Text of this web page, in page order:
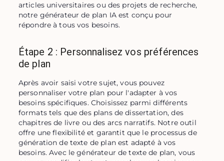
articles universitaires ou des projets de recherche,
notre générateur de plan IA est conçu pour
répondre à tous vos besoins.
Étape 2 : Personnalisez vos préférences
de plan
Après avoir saisi votre sujet, vous pouvez
personnaliser votre plan pour l'adapter à vos
besoins spécifiques. Choisissez parmi différents
formats tels que des plans de dissertation, des
chapitres de livre ou des arcs narratifs. Notre outil
offre une flexibilité et garantit que le processus de
génération de texte de plan est adapté à vos
besoins. Avec le générateur de texte de plan, vous